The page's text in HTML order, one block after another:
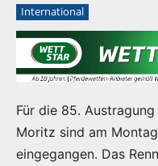
International
Für die 85.
Moritz sind am
eingegangen. Das